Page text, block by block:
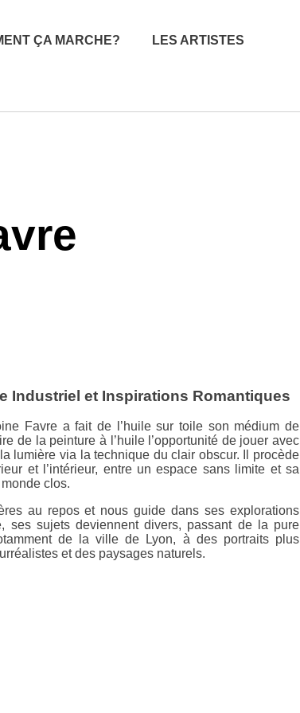
ÇA MARCHE? LES ARTISTES
Industriel et Inspirations Romantiques
Favre a fait de l’huile sur toile son médium de
de la peinture à l’huile l’opportunité de jouer avec
lumière via la technique du clair obscur. Il procède
et l’intérieur, entre un espace sans limite et sa
clos.
au repos et nous guide dans ses explorations
ses sujets deviennent divers, passant de la pure
de la ville de Lyon, à des portraits plus
et des paysages naturels.